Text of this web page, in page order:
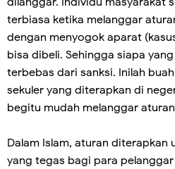
terbiasa ketika melanggar
dengan menyogok aparat
bisa dibeli. Sehingga siapa
terbebas dari sanksi. Inilah
sekuler yang diterapkan di
begitu mudah melanggar
Dalam Islam, aturan diterapkan
yang tegas bagi para